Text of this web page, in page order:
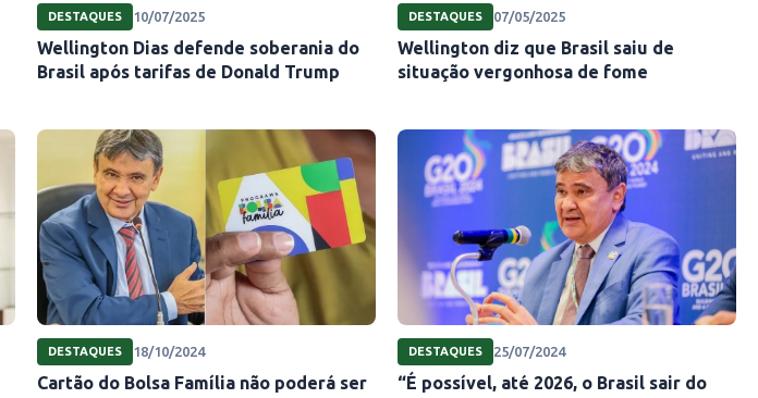
DESTAQUES 10/07/2025
Wellington Dias defende soberania do
Brasil após tarifas de Donald Trump
DESTAQUES 07/05/2025
Wellington diz que Brasil saiu de
situação vergonhosa de fome
DESTAQUES 18/10/2024
Cartão do Bolsa Família não poderá ser
DESTAQUES 25/07/2024
“É possível, até 2026, o Brasil sair do